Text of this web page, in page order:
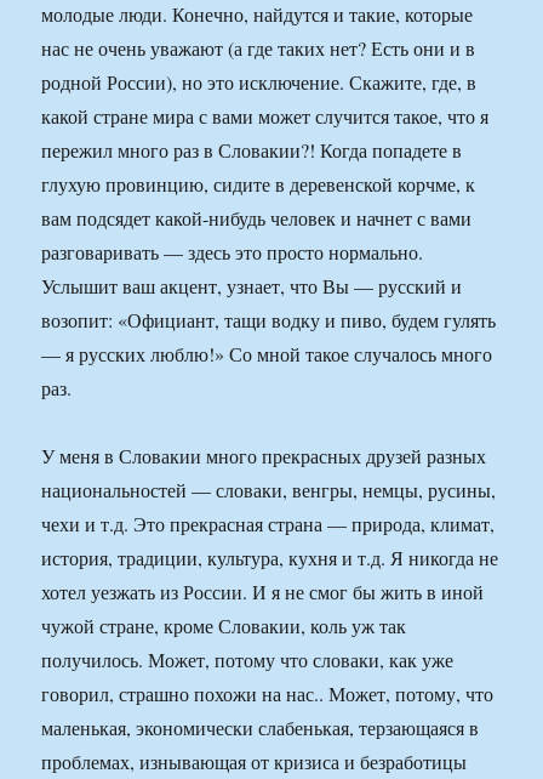
молодые люди. Конечно, найдутся и такие, которые
нас не очень уважают (а где таких нет? Есть они и в
родной России), но это исключение. Скажите, где, в
какой стране мира с вами может случится такое, что я
пережил много раз в Словакии?! Когда попадете в
глухую провинцию, сидите в деревенской корчме, к
вам подсядет какой-нибудь человек и начнет с вами
разговаривать — здесь это просто нормально.
Услышит ваш акцент, узнает, что Вы — русский и
возопит: «Официант, тащи водку и пиво, будем гулять
— я русских люблю!» Со мной такое случалось много
раз.
У меня в Словакии много прекрасных друзей разных
национальностей — словаки, венгры, немцы, русины,
чехи и т.д. Это прекрасная страна — природа, климат,
история, традиции, культура, кухня и т.д. Я никогда не
хотел уезжать из России. И я не смог бы жить в иной
чужой стране, кроме Словакии, коль уж так
получилось. Может, потому что словаки, как уже
говорил, страшно похожи на нас.. Может, потому, что
маленькая, экономически слабенькая, терзающаяся в
проблемах, изнывающая от кризиса и безработицы